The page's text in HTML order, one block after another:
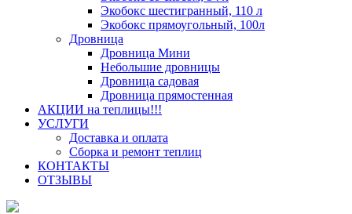
Экобокс шестигранный, 110 л
Экобокс прямоугольный, 100л
Дровница
Дровница Мини
Небольшие дровницы
Дровница садовая
Дровница прямостенная
АКЦИИ на теплицы!!!
УСЛУГИ
Доставка и оплата
Сборка и ремонт теплиц
КОНТАКТЫ
ОТЗЫВЫ